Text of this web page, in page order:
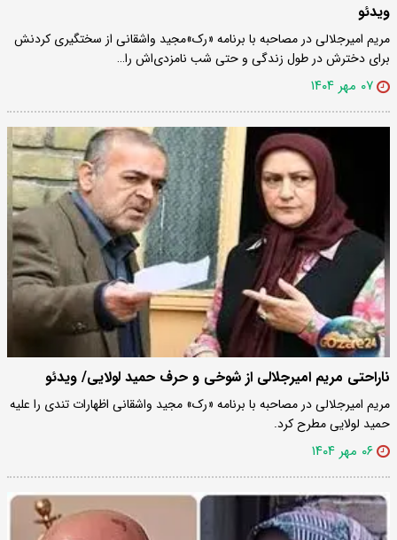
ویدئو
مریم امیرجلالی در مصاحبه با برنامه «رک»مجید واشقانی از سختگیری کردنش
برای دخترش در طول زندگی و حتی شب نامزدی‌اش را…
۰۷ مهر ۱۴۰۴
ناراحتی مریم امیرجلالی از شوخی و حرف حمید لولایی/ ویدئو
مریم امیرجلالی در مصاحبه با برنامه «رک» مجید واشقانی اظهارات تندی را علیه
حمید لولایی مطرح کرد.
۰۶ مهر ۱۴۰۴